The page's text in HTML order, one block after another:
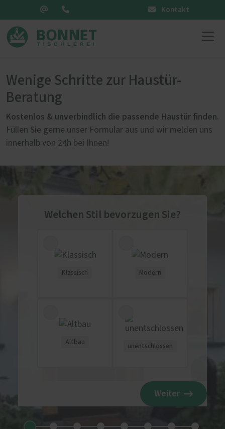
Kontakt
Wenige Schritte zur Haustür-
Beratung
Kostenlos & unverbindlich die passende Haustür finden.
Füllen Sie gerne unser Formular aus und wir melden uns
innerhalb von 24h bei Ihnen!
Welchen Stil bevorzugen Sie?
Klassisch Modern
Altbau
unentschlossen
Weiter